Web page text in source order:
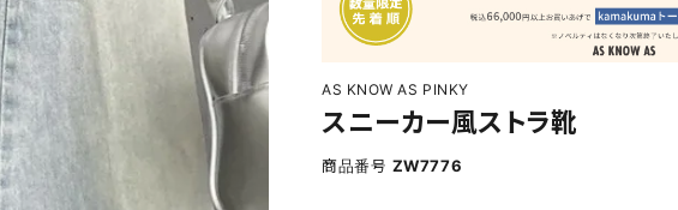
AS KNOW AS PINKY
スニーカー風ストラ靴
商品番号 ZW7776